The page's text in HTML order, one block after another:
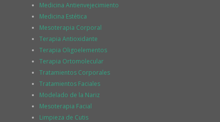
Medicina Antienvejecimiento
Medicina Estética
Mesoterapia Corporal
Terapia Antioxidante
Terapia Oligoelementos
Terapia Ortomolecular
Tratamientos Corporales
Tratamientos Faciales
Modelado de la Nariz
Mesoterapia Facial
Limpieza de Cutis